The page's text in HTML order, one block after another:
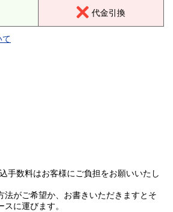
代金引換
て
手数料はお客様にご負担をお願いいたし
法がご希望か、お書きいただきますとそ
に運びます。